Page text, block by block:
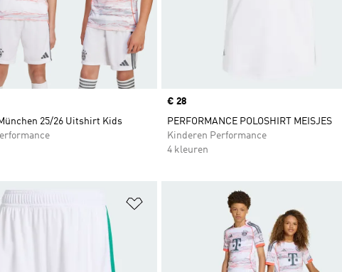
25/26 Uitshirt Kids
Price
€ 28
PERFORMANCE POLOSHIRT MEISJES
Kinderen Performance
4 kleuren
Op verlanglijst zetten